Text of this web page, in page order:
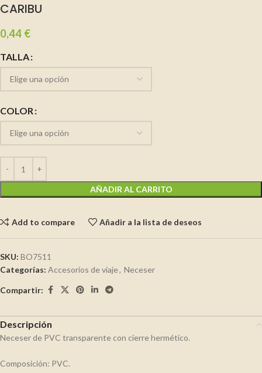
CARIBU
0,44 €
TALLA
COLOR
AÑADIR AL CARRITO
Add to compare Añadir a la lista de deseos
SKU: BO7511
Categorías: Accesorios de viaje, Neceser
Compartir:
Descripción
Neceser de PVC transparente con cierre hermético.
Composición: PVC.